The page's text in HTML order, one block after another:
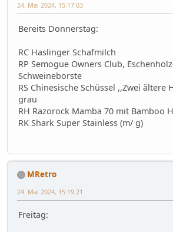
24. Mai 2024, 15:17:03
Bereits Donnerstag:
RC Haslinger Schafmilch
RP Semogue Owners Club,
Schweineborste
RS Chinesische Schüssel ,,Zwei ältere
grau
RH Razorock Mamba 70 mit Bamboo
RK Shark Super Stainless (m/ g)
MRetro
24. Mai 2024, 15:19:21
Freitag: